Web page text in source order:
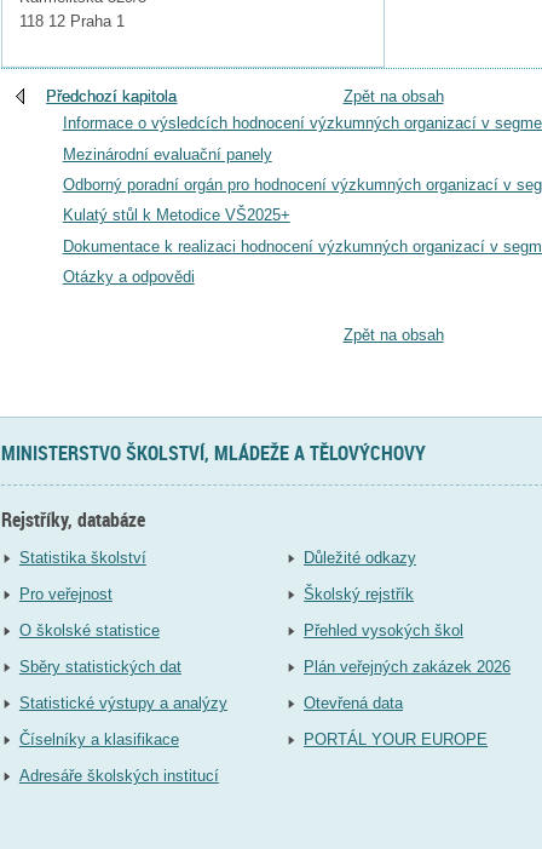
118 12 Praha 1
Předchozí kapitola
Zpět na obsah
Informace o výsledcích hodnocení výzkumných organizací v
Mezinárodní evaluační panely
Odborný poradní orgán pro hodnocení výzkumných organizací v
Kulatý stůl k Metodice VŠ2025+
Dokumentace k realizaci hodnocení výzkumných organizací v
Otázky a odpovědi
Předchozí kapitola
Zpět na obsah
MINISTERSTVO ŠKOLSTVÍ, MLÁDEŽE A TĚLOVÝCHOVY
Rejstříky, databáze
Statistika školství
Pro veřejnost
O školské statistice
Sběry statistických dat
Statistické výstupy a analýzy
Číselníky a klasifikace
Adresáře školských institucí
Důležité odkazy
Školský rejstřík
Přehled vysokých škol
Plán veřejných zakázek 2026
Otevřená data
PORTÁL YOUR EUROPE